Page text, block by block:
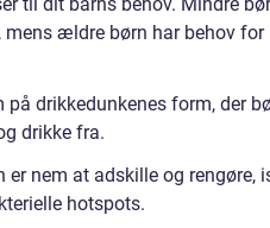
ældre børn har behov for
drikkedunkenes form, der
drikke fra.
er nem at adskille og rengøre,
hotspots.